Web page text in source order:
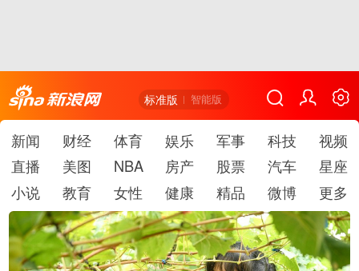
标准版 智能版
新闻 财经 体育 娱乐 军事 科技
视频
直播
美图 NBA 房产 股票 汽车
星座
小说
教育 女性 健康 精品 微博 更多